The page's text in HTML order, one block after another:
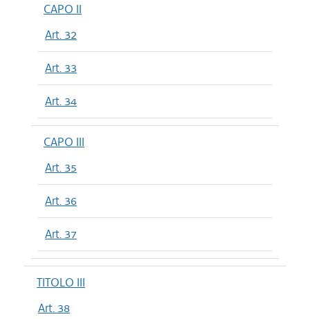
CAPO II
Art. 32
Art. 33
Art. 34
CAPO III
Art. 35
Art. 36
Art. 37
TITOLO III
Art. 38